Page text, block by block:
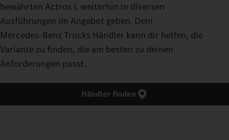
bewährten Actros L weiterhin in diversen
Ausführungen im Angebot geben. Dein
Mercedes‑Benz Trucks Händler kann dir helfen, die
Variante zu finden, die am besten zu deinen
Anforderungen passt.
Händler finden